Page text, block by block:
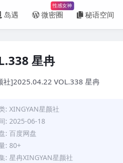
岛遇 微密圈
性感女神
秘语空间
星冉
社]2025.04.22 VOL.338 星冉
:XINGYAN星颜社
: 2025-06-18
: 百度网盘
: 80+
:星冉XINGYAN星颜社